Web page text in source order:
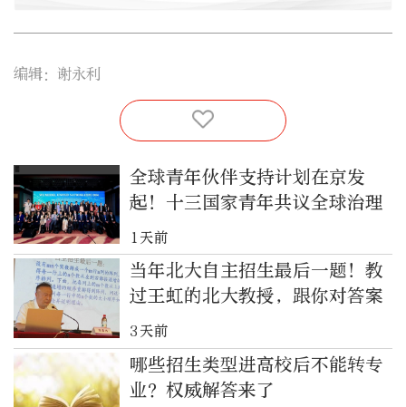
编辑：谢永利
全球青年伙伴支持计划在京发
起！十三国家青年共议全球治理
1天前
当年北大自主招生最后一题！教
过王虹的北大教授，跟你对答案
3天前
哪些招生类型进高校后不能转专
业？权威解答来了